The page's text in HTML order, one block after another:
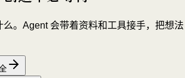
么。Agent 会带着资料和工具接手，把想法